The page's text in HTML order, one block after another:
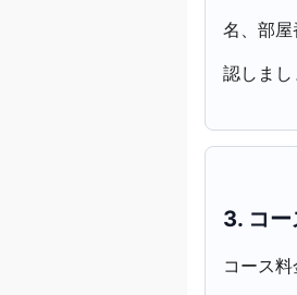
名、部
認しまし
3. コ
コース